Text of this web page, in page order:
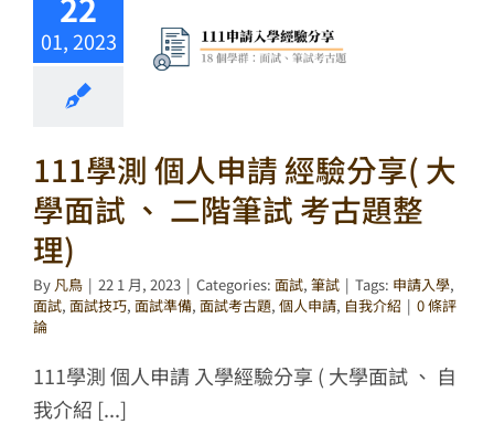
01, 2023
111學測 個人申請 經驗分享( 大
學面試 、 二階筆試 考古題整
理)
By 凡鳥 | 22 1 月, 2023 | Categories: 面試, 筆試 | Tags: 申請入學,
面試, 面試技巧, 面試準備, 面試考古題, 個人申請, 自我介紹 | 0 條評
論
111學測 個人申請 入學經驗分享 ( 大學面試 、 自
我介紹 [...]